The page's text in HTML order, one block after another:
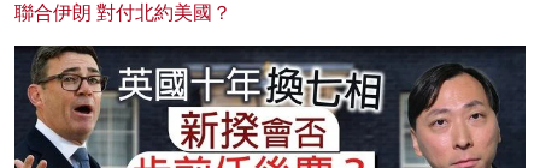
聯合伊朗 對付北約美國？